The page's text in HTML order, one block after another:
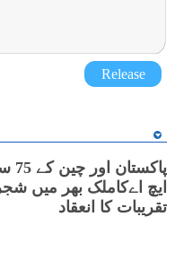
Release
ایچ اےکاملک بھر میں
تقریبات کا انعقاد